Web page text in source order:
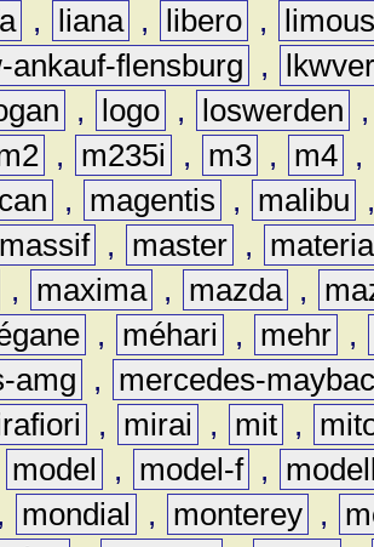
, liana , libero ,
ankauf-flensburg ,
, logo , loswerden
, m235i , m3 , m4 ,
, magentis , malibu
massif , master ,
materia
, maxima , mazda ,
, méhari , mehr ,
amg
,
mercedes-
, mirai , mit ,
model , model-f ,
, mondial , monterey ,